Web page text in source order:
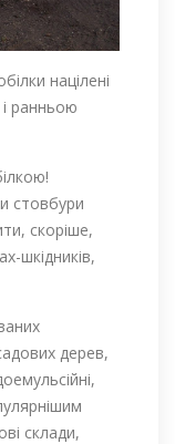
націлені
ранньою
стовбури
скоріше,
шкідників,
дерев,
склади,